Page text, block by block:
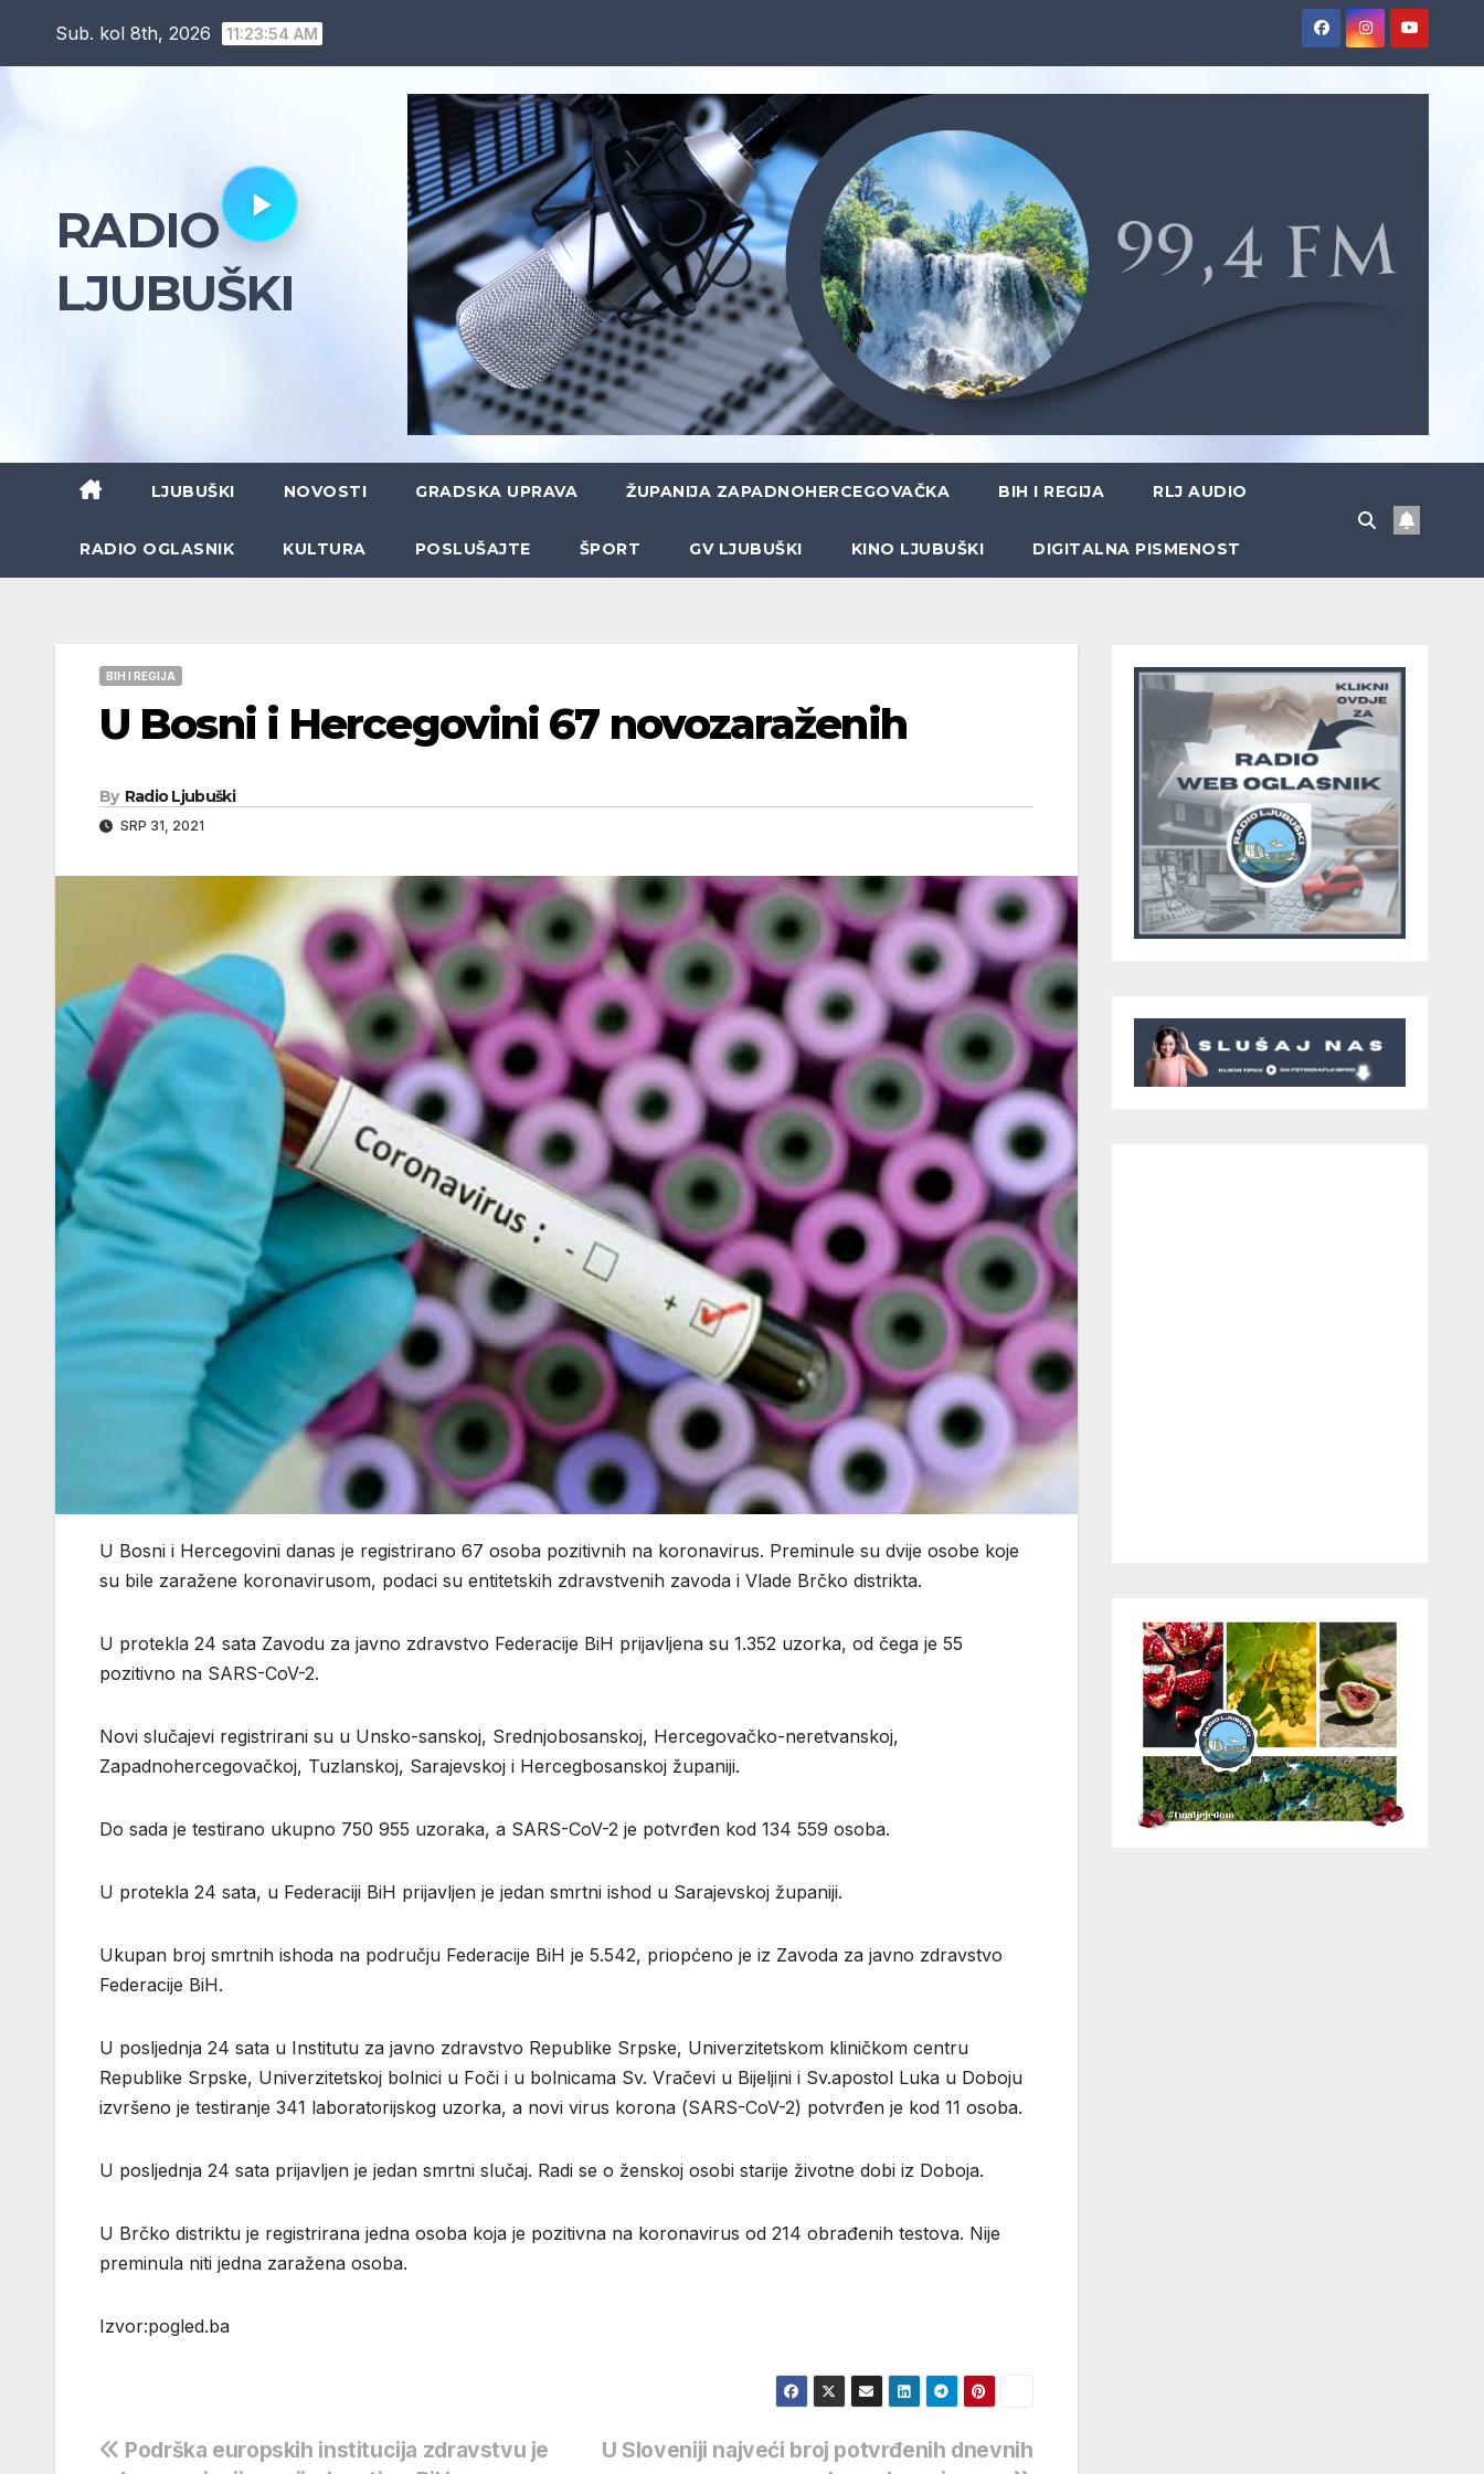
Sub. kol 8th, 2026 11:23:55 AM
RADIO
LJUBUŠKI
LJUBUŠKI NOVOSTI GRADSKA UPRAVA ŽUPANIJA ZAPADNOHERCEGOVAČKA BIH I REGIJA RLJ AUDIO
RADIO OGLASNIK KULTURA POSLUŠAJTE ŠPORT GV LJUBUŠKI KINO LJUBUŠKI DIGITALNA PISMENOST
BIH I REGIJA
U Bosni i Hercegovini 67 novozaraženih
By Radio Ljubuški
SRP 31, 2021
U Bosni i Hercegovini danas je registrirano 67 osoba pozitivnih na koronavirus. Preminule su dvije osobe koje
su bile zaražene koronavirusom, podaci su entitetskih zdravstvenih zavoda i Vlade Brčko distrikta.
U protekla 24 sata Zavodu za javno zdravstvo Federacije BiH prijavljena su 1.352 uzorka, od čega je 55
pozitivno na SARS-CoV-2.
Novi slučajevi registrirani su u Unsko-sanskoj, Srednjobosanskoj, Hercegovačko-neretvanskoj,
Zapadnohercegovačkoj, Tuzlanskoj, Sarajevskoj i Hercegbosanskoj županiji.
Do sada je testirano ukupno 750 955 uzoraka, a SARS-CoV-2 je potvrđen kod 134 559 osoba.
U protekla 24 sata, u Federaciji BiH prijavljen je jedan smrtni ishod u Sarajevskoj županiji.
Ukupan broj smrtnih ishoda na području Federacije BiH je 5.542, priopćeno je iz Zavoda za javno zdravstvo
Federacije BiH.
U pоsljеdnja 24 sata u Institutu zа јаvnо zdrаvstvо Rеpublikе Srpskе, Univеrzitеtskоm kliničkоm cеntru
Rеpublikе Srpskе, Univеrzitеtskој bоlnici u Fоči i u bоlnicаmа Sv. Vrаčеvi u Biјеljini i Sv.аpоstоl Lukа u Dоbојu
izvršеnо је tеstirаnjе 341 lаbоrаtоriјskоg uzоrkа, а nоvi virus kоrоnа (SARS-CoV-2) pоtvrđеn је kоd 11 оsоbа.
U pоsljеdnjа 24 sata priјаvljеn је јеdаn smrtni slučај. Rаdi sе о žеnskој оsоbi stаriје živоtnе dоbi iz Dоbоја.
U Brčko distriktu je registrirana jedna osoba koja je pozitivna na koronavirus od 214 obrađenih testova. Nije
preminula niti jedna zaražena osoba.
Izvor:pogled.ba
Navigacija
U Sloveniji najveći broj potvrđenih dnevnih
Podrška europskih institucija zdravstvu je